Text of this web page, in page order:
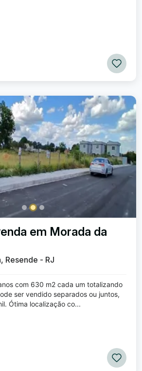
em Morada da
Resende - RJ
com 630 m2 cada um totalizando
ser vendido separados ou juntos,
Ótima localização co...